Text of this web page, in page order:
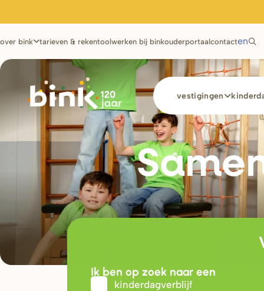
over bink tarieven & rekentoolwerken bij binkouderportaalcontacten
Main
navigationvestigingen
Ik ben op zoek naar een
kinderdagverblijf